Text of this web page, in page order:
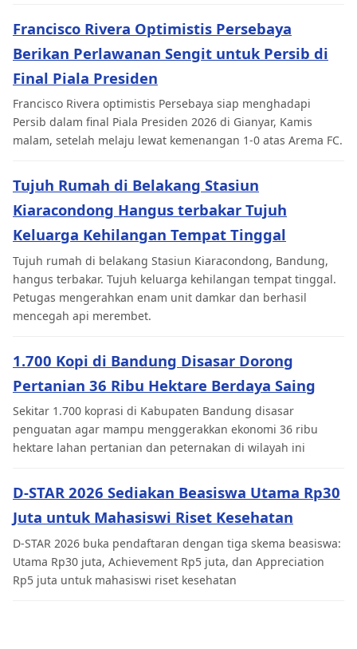
Francisco Rivera Optimistis Persebaya
Berikan Perlawanan Sengit untuk Persib di
Final Piala Presiden
Francisco Rivera optimistis Persebaya siap menghadapi
Persib dalam final Piala Presiden 2026 di Gianyar, Kamis
malam, setelah melaju lewat kemenangan 1-0 atas Arema FC.
Tujuh Rumah di Belakang Stasiun
Kiaracondong Hangus terbakar Tujuh
Keluarga Kehilangan Tempat Tinggal
Tujuh rumah di belakang Stasiun Kiaracondong, Bandung,
hangus terbakar. Tujuh keluarga kehilangan tempat tinggal.
Petugas mengerahkan enam unit damkar dan berhasil
mencegah api merembet.
1.700 Kopi di Bandung Disasar Dorong
Pertanian 36 Ribu Hektare Berdaya Saing
Sekitar 1.700 koprasi di Kabupaten Bandung disasar
penguatan agar mampu menggerakkan ekonomi 36 ribu
hektare lahan pertanian dan peternakan di wilayah ini
D-STAR 2026 Sediakan Beasiswa Utama Rp30
Juta untuk Mahasiswi Riset Kesehatan
D-STAR 2026 buka pendaftaran dengan tiga skema beasiswa:
Utama Rp30 juta, Achievement Rp5 juta, dan Appreciation
Rp5 juta untuk mahasiswi riset kesehatan